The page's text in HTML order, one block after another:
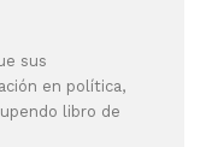
sus
en política,
libro de